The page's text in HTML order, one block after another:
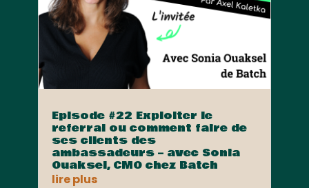
Episode #22 Exploiter le
referral ou comment faire de
ses clients des
ambassadeurs – avec Sonia
Ouaksel, CMO chez Batch
lire plus